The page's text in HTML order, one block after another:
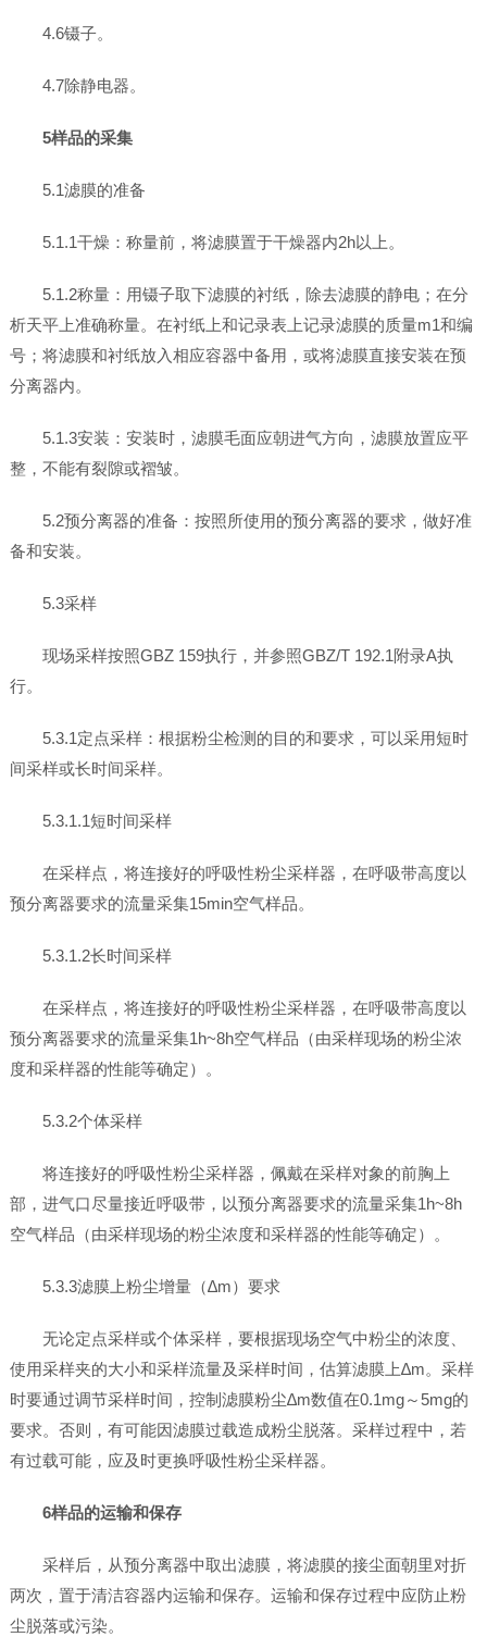
4.6镊子。
4.7除静电器。
5样品的采集
5.1滤膜的准备
5.1.1干燥：称量前，将滤膜置于干燥器内2h以上。
5.1.2称量：用镊子取下滤膜的衬纸，除去滤膜的静电；在分
析天平上准确称量。在衬纸上和记录表上记录滤膜的质量m1和编
号；将滤膜和衬纸放入相应容器中备用，或将滤膜直接安装在预
分离器内。
5.1.3安装：安装时，滤膜毛面应朝进气方向，滤膜放置应平
整，不能有裂隙或褶皱。
5.2预分离器的准备：按照所使用的预分离器的要求，做好准
备和安装。
5.3采样
现场采样按照GBZ 159执行，并参照GBZ/T 192.1附录A执
行。
5.3.1定点采样：根据粉尘检测的目的和要求，可以采用短时
间采样或长时间采样。
5.3.1.1短时间采样
在采样点，将连接好的呼吸性粉尘采样器，在呼吸带高度以
预分离器要求的流量采集15min空气样品。
5.3.1.2长时间采样
在采样点，将连接好的呼吸性粉尘采样器，在呼吸带高度以
预分离器要求的流量采集1h~8h空气样品（由采样现场的粉尘浓
度和采样器的性能等确定）。
5.3.2个体采样
将连接好的呼吸性粉尘采样器，佩戴在采样对象的前胸上
部，进气口尽量接近呼吸带，以预分离器要求的流量采集1h~8h
空气样品（由采样现场的粉尘浓度和采样器的性能等确定）。
5.3.3滤膜上粉尘增量（∆m）要求
无论定点采样或个体采样，要根据现场空气中粉尘的浓度、
使用采样夹的大小和采样流量及采样时间，估算滤膜上∆m。采样
时要通过调节采样时间，控制滤膜粉尘∆m数值在0.1mg～5mg的
要求。否则，有可能因滤膜过载造成粉尘脱落。采样过程中，若
有过载可能，应及时更换呼吸性粉尘采样器。
6样品的运输和保存
采样后，从预分离器中取出滤膜，将滤膜的接尘面朝里对折
两次，置于清洁容器内运输和保存。运输和保存过程中应防止粉
尘脱落或污染。